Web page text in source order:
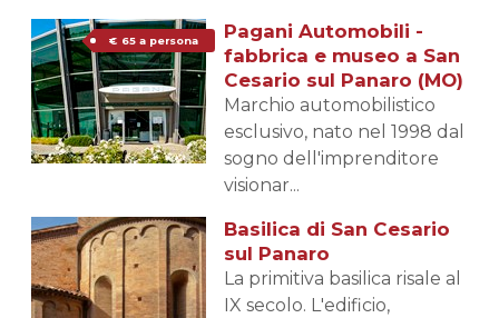
€ 65 a persona
Pagani Automobili -
fabbrica e museo a San
Cesario sul Panaro (MO)
Marchio automobilistico
esclusivo, nato nel 1998 dal
sogno dell'imprenditore
visionar...
Basilica di San Cesario
sul Panaro
La primitiva basilica risale al
IX secolo. L'edificio,